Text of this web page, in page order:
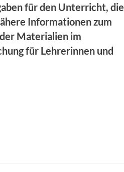
für den Unterricht, die
Informationen zum
Materialien im
für Lehrerinnen und